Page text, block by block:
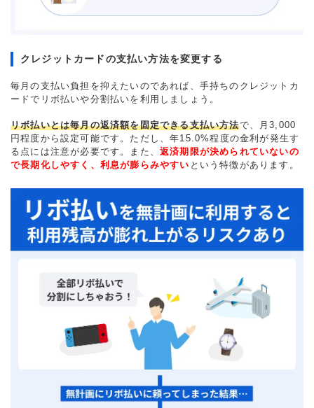
クレジットカードの支払い方法を変更する
毎月の支払い負担を抑えたいのであれば、手持ちのクレジットカ
ードでリボ払いや分割払いを利用しましょう。
リボ払いとは毎月の返済額を固定できる支払い方法で、月3,000
円程度から設定可能です。ただし、年15.0%程度の金利が発生す
る点には注意が必要です。また、 返済期限が決められていないの
で長期化しやすく、利息が膨らみやすい という特徴があります。